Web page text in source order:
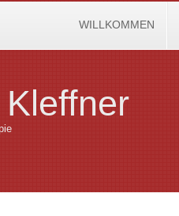
WILLKOMMEN